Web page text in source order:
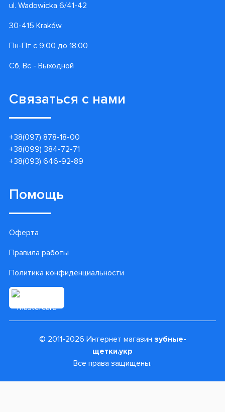
ul. Wadowicka 6/41-42
30-415 Kraków
Пн-Пт с 9:00 до 18:00
Сб, Вс - Выходной
Связаться с нами
+38(097) 878-18-00
+38(099) 384-72-71
+38(093) 646-92-89
Помощь
Оферта
Правила работы
Политика конфиденциальности
© 2011-2026 Интернет магазин зубные-
щетки.укр
Все права защищены.